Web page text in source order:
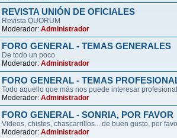
REVISTA UNIÓN DE OFICIALES
Revista QUORUM
Moderador: Administrador
FORO GENERAL - TEMAS GENERALES
De todo un poco
Moderador: Administrador
FORO GENERAL - TEMAS
Todo aquello que más nos puede interesar
Moderador: Administrador
FORO GENERAL - SONRIA, POR FAVOR
Videos, chistes, chascarrillos... de buen gusto, por
Moderador: Administrador